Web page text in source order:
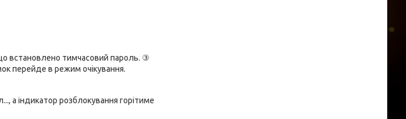
встановлено тимчасовий пароль. ③
перейде в режим очікування.
а індикатор розблокування горітиме